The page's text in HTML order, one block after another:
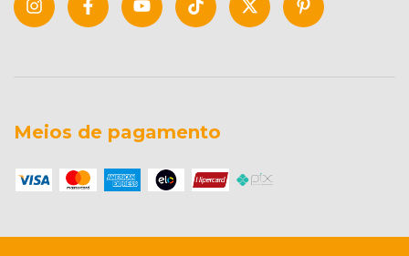
Meios de pagamento